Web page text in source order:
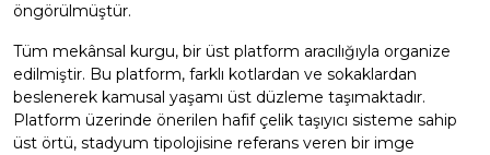
öngörülmüştür.
Tüm mekânsal kurgu, bir üst platform aracılığıyla organize
edilmiştir. Bu platform, farklı kotlardan ve sokaklardan
beslenerek kamusal yaşamı üst düzleme taşımaktadır.
Platform üzerinde önerilen hafif çelik taşıyıcı sisteme sahip
üst örtü, stadyum tipolojisine referans veren bir imge